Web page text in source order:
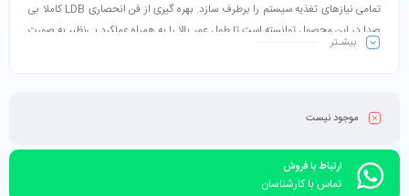
تمامی نیازهای تغذیه سیستم را برطرف سازد. بهره گیری از فن‌ انحصاری LDB کاملا بی
صدا در این محصول توانسته است تا طول عمر بالا را به همراه عملکرد بی‌نظیر به صورت
کامل تضمین کند.
بیشـتر
موجود نیست
ارتباط با فروش
تماس با کارشناسان